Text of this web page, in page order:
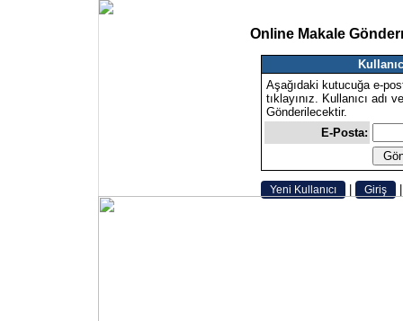
Online Makale
Aşağıdaki kutucuğa e-
tıklayınız. Kullanıcı adı
Gönderilecektir.
E-Posta:
Yeni Kullanıcı | Giriş